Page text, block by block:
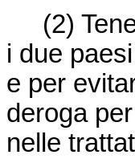
(2)
i due
e per
deroga
nelle